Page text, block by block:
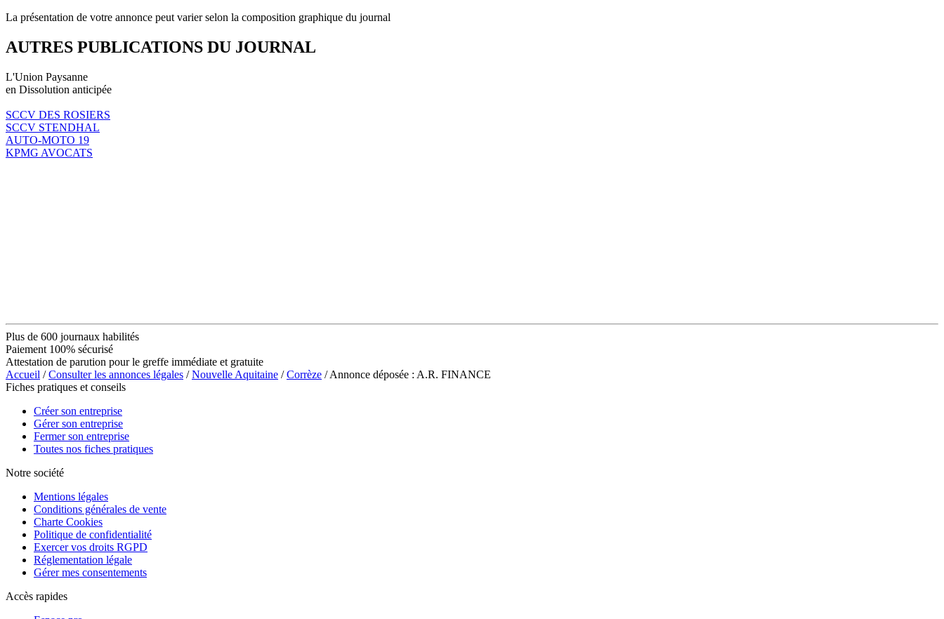
La présentation de votre annonce peut varier selon la composition graphique du journal
AUTRES PUBLICATIONS DU JOURNAL
L'Union Paysanne
en Dissolution anticipée
SCCV DES ROSIERS
SCCV STENDHAL
AUTO-MOTO 19
KPMG AVOCATS
Plus de 600 journaux habilités
Paiement 100% sécurisé
Attestation de parution pour le greffe immédiate et gratuite
Accueil /Consulter les annonces légales /Nouvelle Aquitaine /Corrèze / Annonce déposée : A.R. FINANCE
Fiches pratiques et conseils
Créer son entreprise
Gérer son entreprise
Fermer son entreprise
Toutes nos fiches pratiques
Notre société
Mentions légales
Conditions générales de vente
Charte Cookies
Politique de confidentialité
Exercer vos droits RGPD
Réglementation légale
Gérer mes consentements
Accès rapides